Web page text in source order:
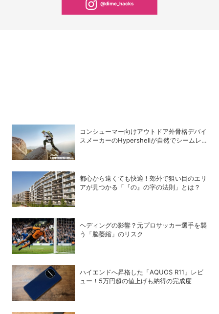
@dime_hacks
コンシューマー向けアウトドア外骨格デバイ
スメーカーのHypershellが自然でシームレ
都心から遠くても快適！郊外で狙い目のエリ
アが見つかる「『の』の字の法則」とは？
ヘディングの影響？元プロサッカー選手を襲
う「脳萎縮」のリスク
ハイエンドへ昇格した「AQUOS R11」レビ
ュー！5万円超の値上げも納得の完成度